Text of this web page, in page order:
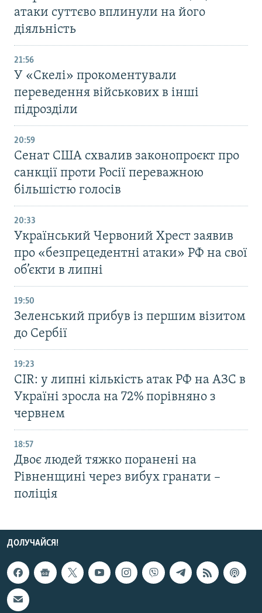
атаки суттєво вплинули на його
діяльність
21:56
У «Скелі» прокоментували
переведення військових в інші
підрозділи
20:59
Cенат США схвалив законопроєкт про
санкції проти Росії переважною
більшістю голосів
20:33
Український Червоний Хрест заявив
про «безпрецедентні атаки» РФ на свої
об’єкти в липні
19:50
Зеленський прибув із першим візитом
до Сербії
19:23
CIR: у липні кількість атак РФ на АЗС в
Україні зросла на 72% порівняно з
червнем
18:57
Двоє людей тяжко поранені на
Рівненщині через вибух гранати –
поліція
ДОЛУЧАЙСЯ!